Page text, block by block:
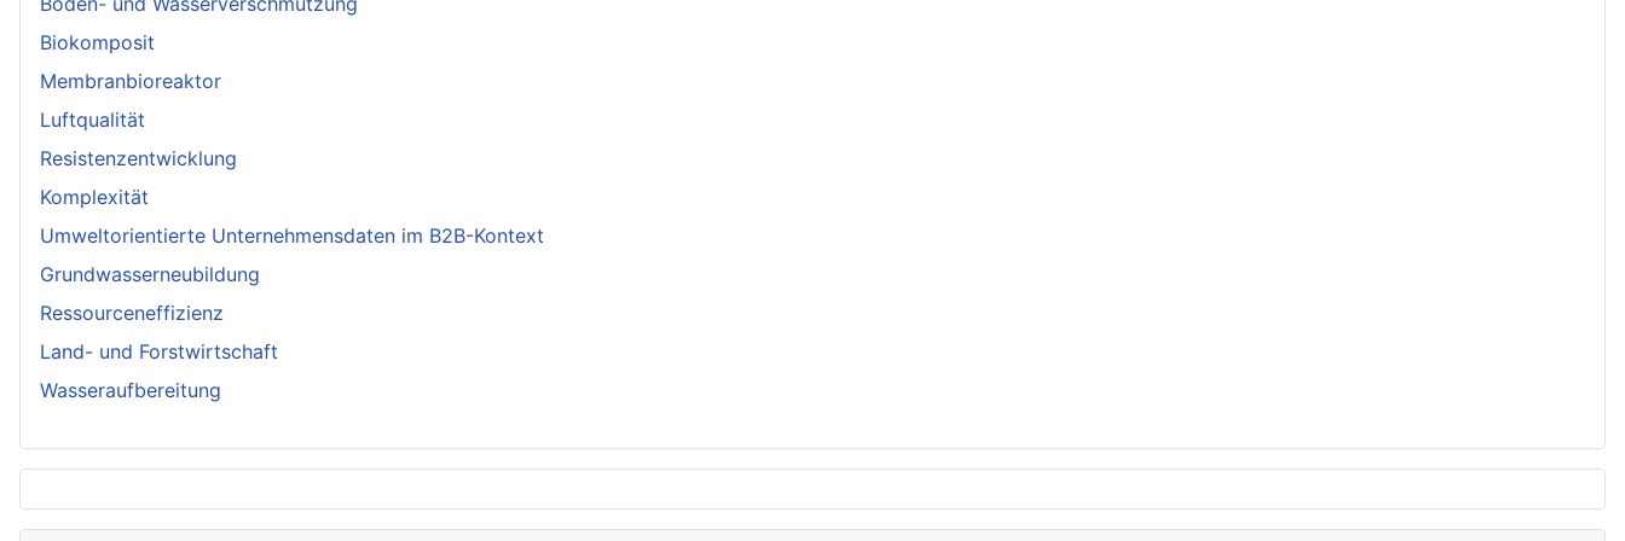
Biokomposit
Membranbioreaktor
Luftqualität
Resistenzentwicklung
Komplexität
Umweltorientierte Unternehmensdaten im B2B-Kontext
Grundwasserneubildung
Ressourceneffizienz
Land- und Forstwirtschaft
Wasseraufbereitung